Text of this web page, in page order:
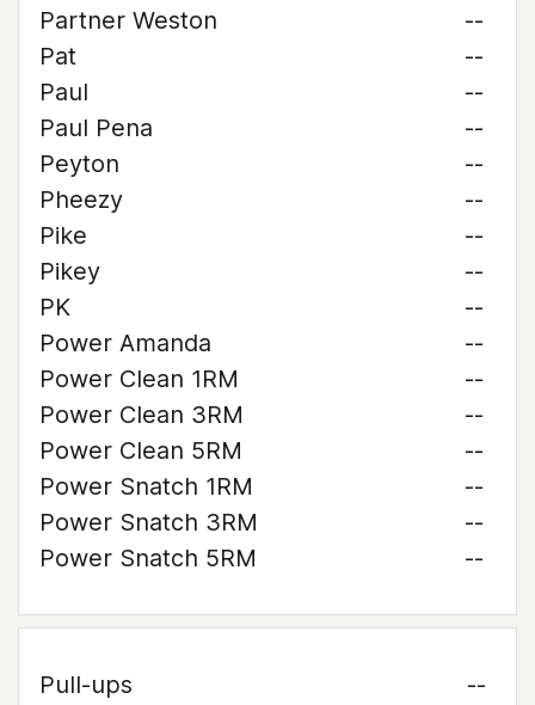
Partner Weston
--
Pat
--
Paul
--
Paul Pena
--
Peyton
--
Pheezy
--
Pike
--
Pikey
--
PK
--
Power Amanda
--
Power Clean 1RM
--
Power Clean 3RM
--
Power Clean 5RM
--
Power Snatch 1RM
--
Power Snatch 3RM
--
Power Snatch 5RM
--
Pull-ups
--